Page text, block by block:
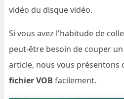
vidéo du disque vidéo.
Si vous avez l'habitude de
peut-être besoin de couper
article, nous vous
fichier VOB facilement.